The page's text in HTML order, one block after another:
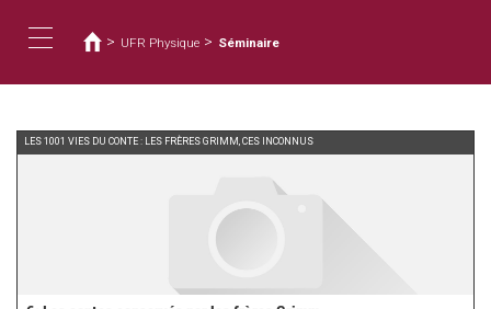
容
navigation
在
這
裡
> UFR Physique > Séminaire
LES 1001 VIES DU CONTE : LES FRÈRES GRIMM, CES INCONNUS